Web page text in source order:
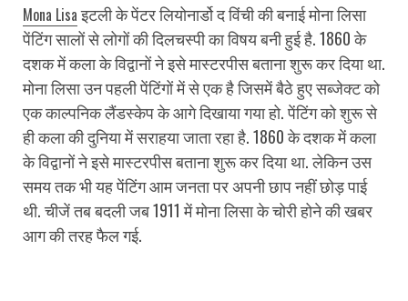
Mona Lisa इटली के पेंटर लियोनार्डो द विंची की बनाई मोना लिसा
पेंटिंग सालों से लोगों की दिलचस्पी का विषय बनी हुई है. 1860 के
दशक में कला के विद्वानों ने इसे मास्टरपीस बताना शुरू कर दिया था.
मोना लिसा उन पहली पेंटिंगों में से एक है जिसमें बैठे हुए सब्जेक्ट को
एक काल्पनिक लैंडस्केप के आगे दिखाया गया हो. पेंटिंग को शुरू से
ही कला की दुनिया में सराहया जाता रहा है. 1860 के दशक में कला
के विद्वानों ने इसे मास्टरपीस बताना शुरू कर दिया था. लेकिन उस
समय तक भी यह पेंटिंग आम जनता पर अपनी छाप नहीं छोड़ पाई
थी. चीजें तब बदली जब 1911 में मोना लिसा के चोरी होने की खबर
आग की तरह फैल गई.